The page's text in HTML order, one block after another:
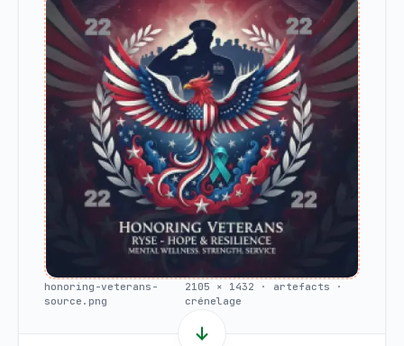
honoring-veterans-
source.png
2105 × 1432 · artefacts ·
crénelage